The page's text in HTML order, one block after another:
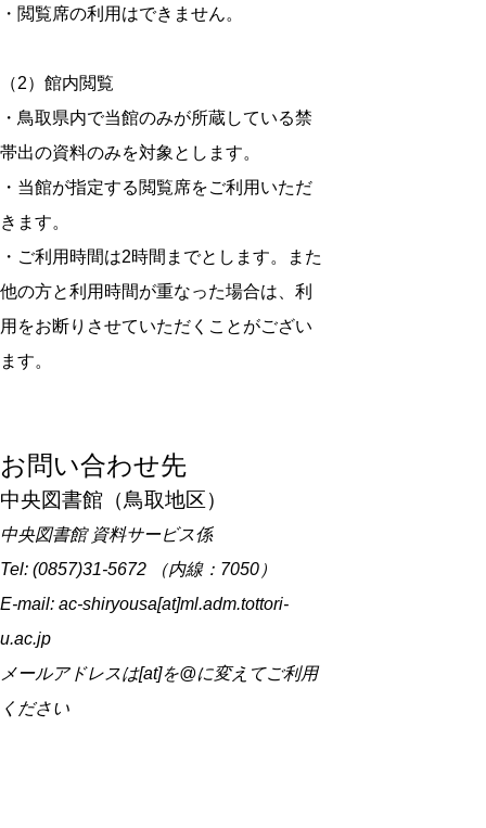
・閲覧席の利用はできません。
（2）館内閲覧
・鳥取県内で当館のみが所蔵している禁
帯出の資料のみを対象とします。
・当館が指定する閲覧席をご利用いただ
きます。
・ご利用時間は2時間までとします。また
他の方と利用時間が重なった場合は、利
用をお断りさせていただくことがござい
ます。
お問い合わせ先
中央図書館（鳥取地区）
中央図書館 資料サービス係
Tel: (0857)31-5672 （内線：7050）
E-mail: ac-shiryousa[at]ml.adm.tottori-
u.ac.jp
メールアドレスは[at]を@に変えてご利用
ください